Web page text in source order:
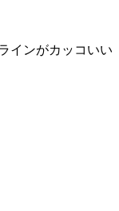
インがカッコいい